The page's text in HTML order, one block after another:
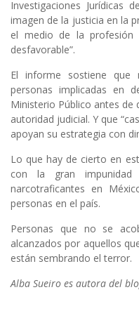
Investigaciones Jurídicas
imagen de la justicia en la
el medio de la
desfavorable”.
El informe sostiene
personas implicadas en
Ministerio Público antes de
autoridad judicial. Y que
apoyan su estrategia con
Lo que hay de cierto en
con la gran
narcotraficantes en
personas en el país.
Personas que no se
alcanzados por aquellos
están sembrando el terror.
Alba Sueiro es autora del